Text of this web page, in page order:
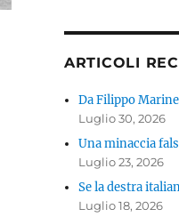
ARTICOLI
Da Filippo
Luglio 30, 2026
Una minaccia
Luglio 23, 2026
Se la destra
Luglio 18, 2026